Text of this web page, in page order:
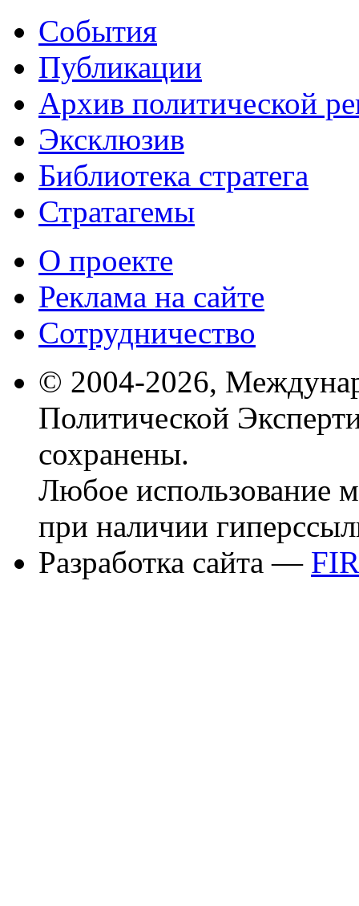
События
Публикации
Архив политической
Эксклюзив
Библиотека стратега
Стратагемы
О проекте
Реклама на сайте
Сотрудничество
© 2004-2026,
Политической
сохранены.
Любое использование
при наличии
Разработка сайта —